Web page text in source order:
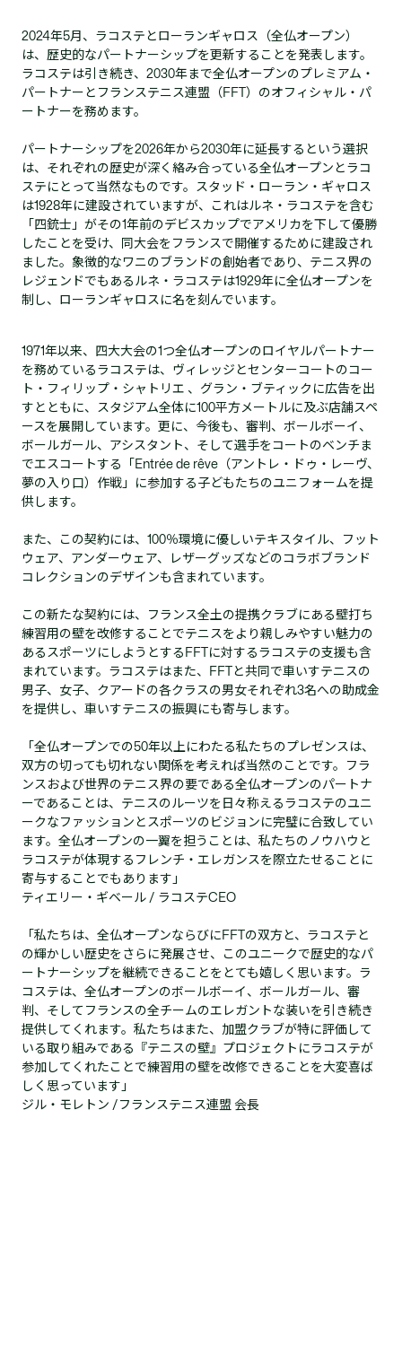
2024年5月、ラコステとローランギャロス（全仏オープン）
は、歴史的なパートナーシップを更新することを発表します。
ラコステは引き続き、2030年まで全仏オープンのプレミアム・
パートナーとフランステニス連盟（FFT）のオフィシャル・パ
ートナーを務めます。
パートナーシップを2026年から2030年に延長するという選択
は、それぞれの歴史が深く絡み合っている全仏オープンとラコ
ステにとって当然なものです。スタッド・ローラン・ギャロス
は1928年に建設されていますが、これはルネ・ラコステを含む
「四銃士」がその1年前のデビスカップでアメリカを下して優勝
したことを受け、同大会をフランスで開催するために建設され
ました。象徴的なワニのブランドの創始者であり、テニス界の
レジェンドでもあるルネ・ラコステは1929年に全仏オープンを
制し、ローランギャロスに名を刻んでいます。
1971年以来、四大大会の1つ全仏オープンのロイヤルパートナー
を務めているラコステは、ヴィレッジとセンターコートのコー
ト・フィリップ・シャトリエ 、グラン・ブティックに広告を出
すとともに、スタジアム全体に100平方メートルに及ぶ店舗スペ
ースを展開しています。更に、今後も、審判、ボールボーイ、
ボールガール、アシスタント、そして選手をコートのベンチま
でエスコートする「Entrée de rêve（アントレ・ドゥ・レーヴ、
夢の入り口）作戦」に参加する子どもたちのユニフォームを提
供します。
また、この契約には、100％環境に優しいテキスタイル、フット
ウェア、アンダーウェア、レザーグッズなどのコラボブランド
コレクションのデザインも含まれています。
この新たな契約には、フランス全土の提携クラブにある壁打ち
練習用の壁を改修することでテニスをより親しみやすい魅力の
あるスポーツにしようとするFFTに対するラコステの支援も含
まれています。ラコステはまた、FFTと共同で車いすテニスの
男子、女子、クアードの各クラスの男女それぞれ3名への助成金
を提供し、車いすテニスの振興にも寄与します。
「全仏オープンでの50年以上にわたる私たちのプレゼンスは、
双方の切っても切れない関係を考えれば当然のことです。フラ
ンスおよび世界のテニス界の要である全仏オープンのパートナ
ーであることは、テニスのルーツを日々称えるラコステのユニ
ークなファッションとスポーツのビジョンに完璧に合致してい
ます。全仏オープンの一翼を担うことは、私たちのノウハウと
ラコステが体現するフレンチ・エレガンスを際立たせることに
寄与することでもあります」
ティエリー・ギベール / ラコステCEO
「私たちは、全仏オープンならびにFFTの双方と、ラコステと
の輝かしい歴史をさらに発展させ、このユニークで歴史的なパ
ートナーシップを継続できることをとても嬉しく思います。ラ
コステは、全仏オープンのボールボーイ、ボールガール、審
判、そしてフランスの全チームのエレガントな装いを引き続き
提供してくれます。私たちはまた、加盟クラブが特に評価して
いる取り組みである『テニスの壁』プロジェクトにラコステが
参加してくれたことで練習用の壁を改修できることを大変喜ば
しく思っています」
ジル・モレトン /フランステニス連盟 会長